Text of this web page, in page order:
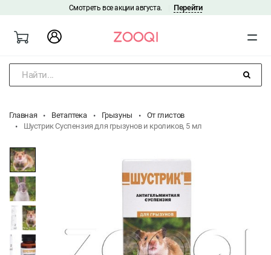
Смотреть все акции августа. Перейти
Найти...
Главная Ветаптека Грызуны
От глистов
Шустрик Суспензия для грызунов и кроликов, 5 мл